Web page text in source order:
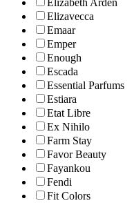
Elizabeth Arden
Elizavecca
Emaar
Emper
Enough
Escada
Essential Parfums
Estiara
Etat Libre
Ex Nihilo
Farm Stay
Favor Beauty
Fayankou
Fendi
Fit Colors